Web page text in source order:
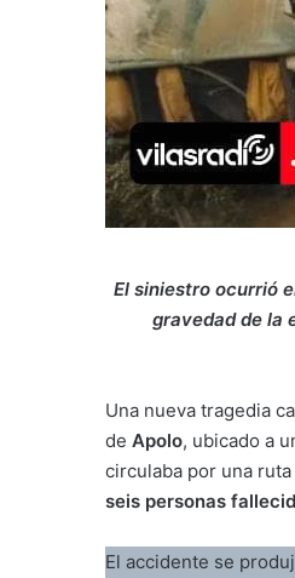
El siniestro ocurrió
gravedad de la
Una nueva tragedia
de Apolo, ubicado a
circulaba por una
seis personas
El accidente se